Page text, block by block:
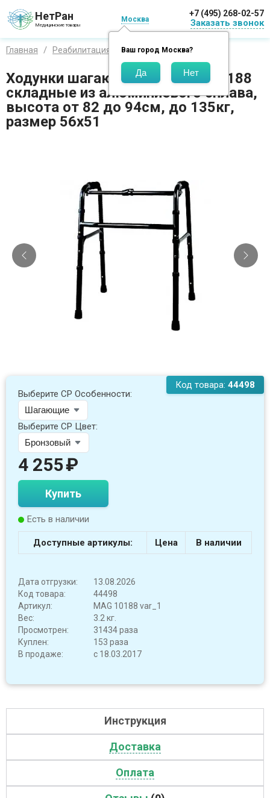
НетРан
Медицинские товары
Москва
Ваш город Москва?
+7 (495) 268-02-57
Заказать звонок
Главная Реабилитация Ходунки Valentine
Ходунки шагающие Valentine 10188
складные из алюминиевого сплава,
высота от 82 до 94см, до 135кг,
размер 56х51
Код товара: 44498
Выберите СР Особенности:
Выберите СР Цвет:
4 255₽
Купить
Есть в наличии
Доступные артикулы: Цена В наличии
Дата отгрузки:
13.08.2026
Код товара:
44498
Артикул:
MAG 10188 var_1
Вес:
3.2 кг.
Просмотрен:
31434 раза
Куплен:
153 раза
В продаже:
с 18.03.2017
Инструкция
Доставка
Оплата